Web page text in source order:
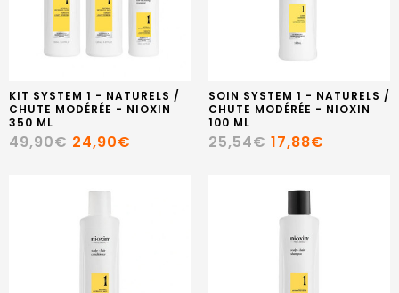
KIT SYSTEM 1 - NATURELS /
CHUTE MODÉRÉE - NIOXIN
350 ML
49,90€ 24,90€
SOIN SYSTEM 1 - NATURELS /
CHUTE MODÉRÉE - NIOXIN
100 ML
25,54€ 17,88€